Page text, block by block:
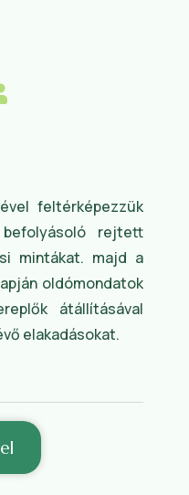
feltérképezzük
rejtett
mintákat. majd a
oldómondatok
átállításával
elakadásokat.